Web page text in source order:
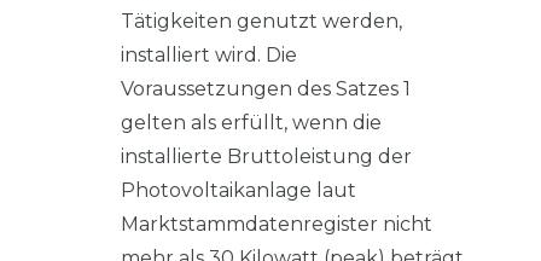
Tätigkeiten genutzt werden,
installiert wird. Die
Voraussetzungen des Satzes 1
gelten als erfüllt, wenn die
installierte Bruttoleistung der
Photovoltaikanlage laut
Marktstammdatenregister nicht